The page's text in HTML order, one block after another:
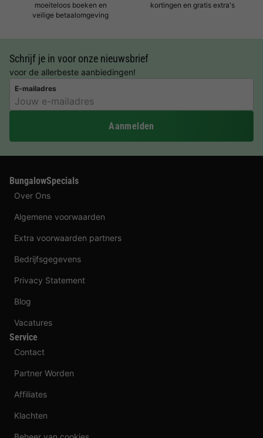
moeiteloos boeken en
veilige betaalomgeving
kortingen en gratis extra's
Schrijf je in voor onze nieuwsbrief
voor de allerbeste aanbiedingen!
E-mailadres
Aanmelden
BungalowSpecials
Over Ons
Algemene voorwaarden
Extra voorwaarden partners
Bedrijfsgegevens
Privacy Statement
Blog
Vacatures
Service
Contact
Partner Worden
Affiliates
Klachten